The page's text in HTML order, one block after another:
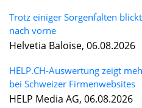
Trotz einiger Sorgenfalten
nach vorne
Helvetia Baloise, 06.08.2026
HELP.CH-Auswertung zeigt
bei Schweizer Firmenwebsites
HELP Media AG, 06.08.2026